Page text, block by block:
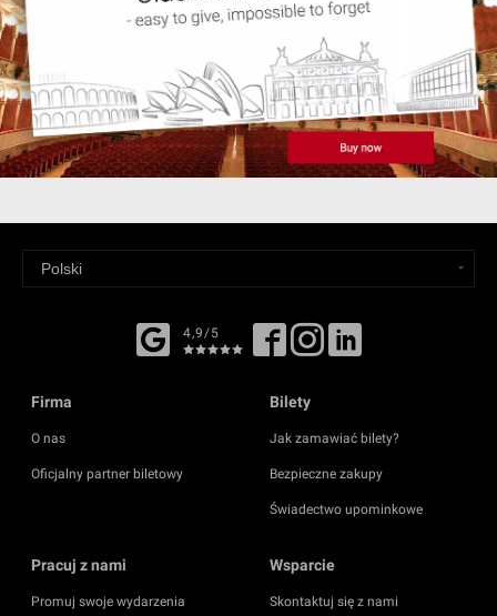
4,9/5
Firma
O nas
Oficjalny partner biletowy
Bilety
Jak zamawiać bilety?
Bezpieczne zakupy
Świadectwo upominkowe
Pracuj z nami
Promuj swoje wydarzenia
Wsparcie
Skontaktuj się z nami